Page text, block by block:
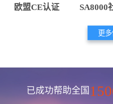
欧盟CE认证 SA8000
更
已成功帮助全国